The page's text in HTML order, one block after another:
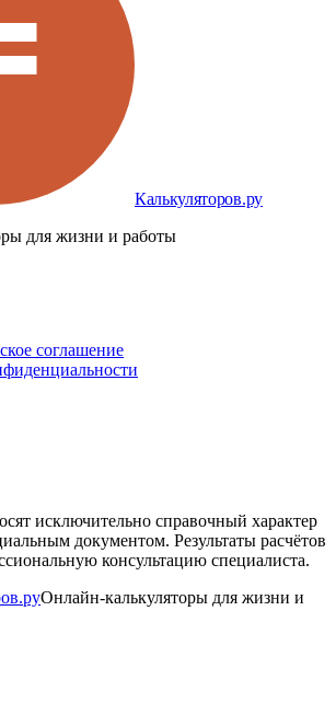
Калькуляторов.ру
для жизни и работы
соглашение
исключительно справочный характер
документом. Результаты расчётов
консультацию специалиста.
Онлайн-калькуляторы для жизни и